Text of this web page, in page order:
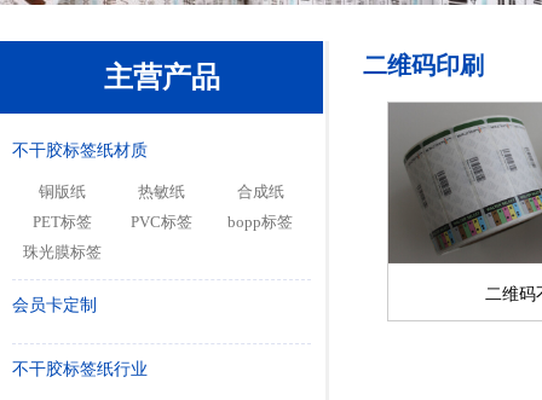
主营产品
不干胶标签纸材质
铜版纸 热敏纸
合成纸
PET标签
PVC标签
bopp标签
珠光膜标签
会员卡定制
不干胶标签纸行业
二维码印刷
二维码